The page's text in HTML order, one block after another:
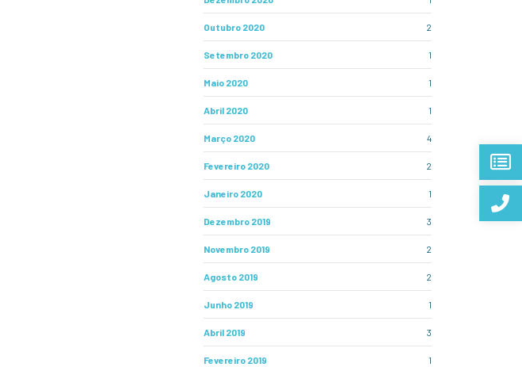
Outubro 2020 2
Setembro 2020 1
Maio 2020 1
Abril 2020 1
Março 2020 4
Fevereiro 2020 2
Janeiro 2020 1
Dezembro 2019 3
Novembro 2019 2
Agosto 2019 2
Junho 2019 1
Abril 2019 3
Fevereiro 2019 1